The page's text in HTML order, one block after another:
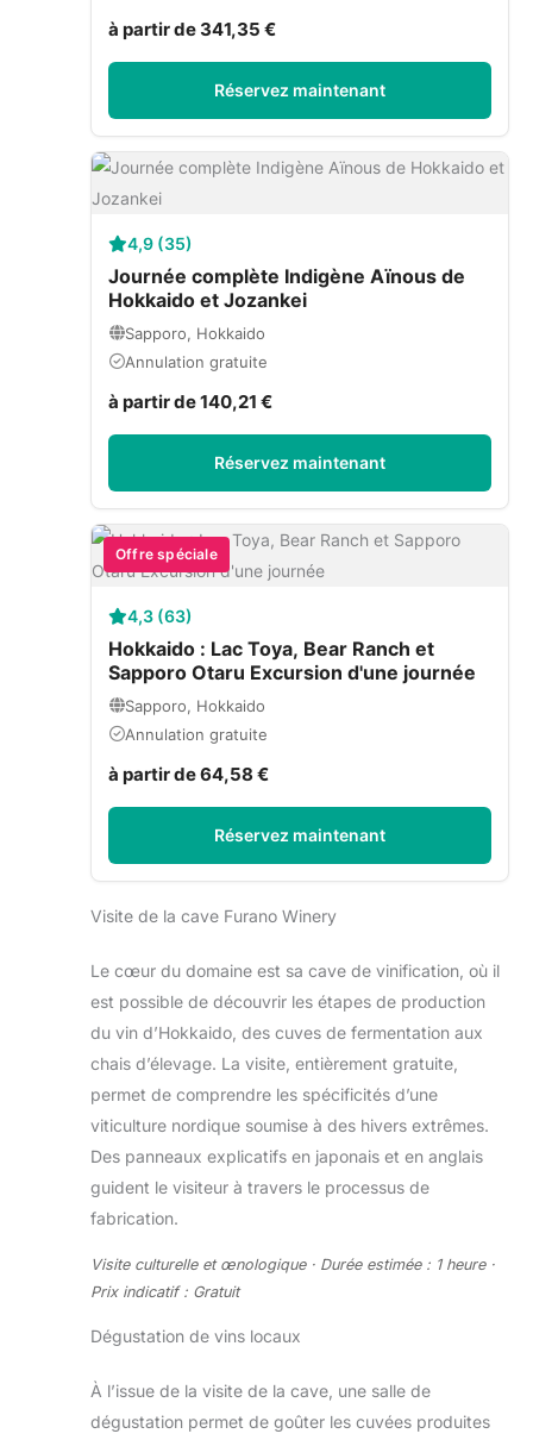
à partir de 341,35 €
Réservez maintenant
4,9 (35)
Journée complète Indigène Aïnous de
Hokkaido et Jozankei
Sapporo, Hokkaido
Annulation gratuite
à partir de 140,21 €
Réservez maintenant
Offre spéciale
4,3 (63)
Hokkaido : Lac Toya, Bear Ranch et
Sapporo Otaru Excursion d'une journée
Sapporo, Hokkaido
Annulation gratuite
à partir de 64,58 €
Réservez maintenant
Visite de la cave Furano Winery
Le cœur du domaine est sa cave de vinification, où il
est possible de découvrir les étapes de production
du vin d’Hokkaido, des cuves de fermentation aux
chais d’élevage. La visite, entièrement gratuite,
permet de comprendre les spécificités d’une
viticulture nordique soumise à des hivers extrêmes.
Des panneaux explicatifs en japonais et en anglais
guident le visiteur à travers le processus de
fabrication.
Visite culturelle et œnologique · Durée estimée : 1 heure ·
Prix indicatif : Gratuit
Dégustation de vins locaux
À l’issue de la visite de la cave, une salle de
dégustation permet de goûter les cuvées produites